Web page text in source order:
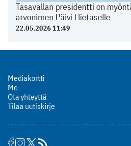
Tasavallan presidentti on
arvonimen Päivi Hietaselle
22.05.2026 11:49
Mediakortti
Me
Ota yhteyttä
Tilaa uutiskirje